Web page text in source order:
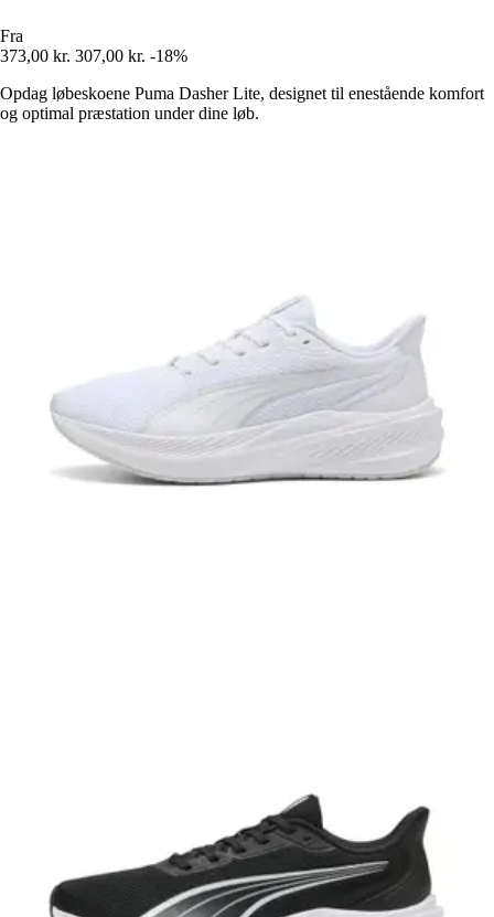
Fra
373,00 kr. 307,00 kr. -18%
Opdag løbeskoene Puma Dasher Lite, designet til enestående komfort
og optimal præstation under dine løb.